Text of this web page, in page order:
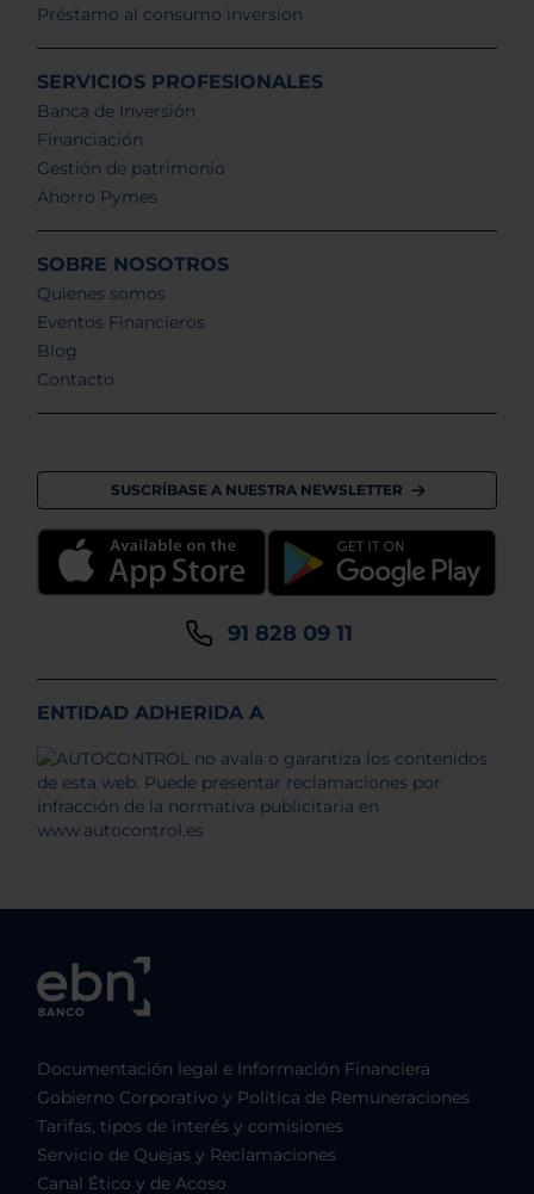
Préstamo al consumo inversion
SERVICIOS PROFESIONALES
Banca de Inversión
Financiación
Gestión de patrimonio
Ahorro Pymes
SOBRE NOSOTROS
Quienes somos
Eventos Financieros
Blog
Contacto
SUSCRÍBASE A NUESTRA NEWSLETTER
91 828 09 11
ENTIDAD ADHERIDA A
Documentación legal e Información Financiera
Gobierno Corporativo y Política de Remuneraciones
Tarifas, tipos de interés y comisiones
Servicio de Quejas y Reclamaciones
Canal Ético y de Acoso